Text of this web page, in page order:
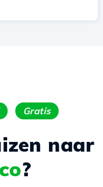
Gratis
naar
?